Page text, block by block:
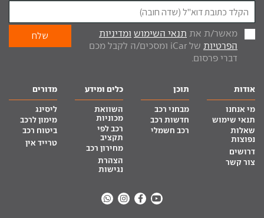
מאשר/ת את תנאי השימוש ומדיניות
הפרטיות
של iCar ומסכים/ה לקבל מכם
דברי פרסום.
אודות
מי אנחנו
תנאי שימוש
שאלות
נפוצות
דרושים
צור קשר
תוכן
מבחני רכב
חדשות רכב
רכב חשמלי
כלים ומידע
השוואת
מכוניות
רכב לפי
תקציב
מחירון רכב
הצהרת
נגישות
מדורים
ליסינג
מימון לרכב
ביטוח רכב
טרייד אין